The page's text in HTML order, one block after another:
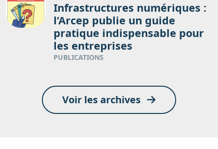
Infrastructures numériques :
l’Arcep publie un guide
pratique indispensable pour
les entreprises
PUBLICATIONS
Voir les archives